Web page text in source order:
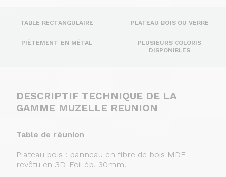
TABLE RECTANGULAIRE PLATEAU BOIS OU VERRE
PIÈTEMENT EN MÉTAL
PLUSIEURS COLORIS
DISPONIBLES
DESCRIPTIF TECHNIQUE DE LA
GAMME MUZELLE REUNION
Table de réunion
Plateau bois : panneau en fibre de bois MDF
revêtu en 3D-Foil ép. 30mm.